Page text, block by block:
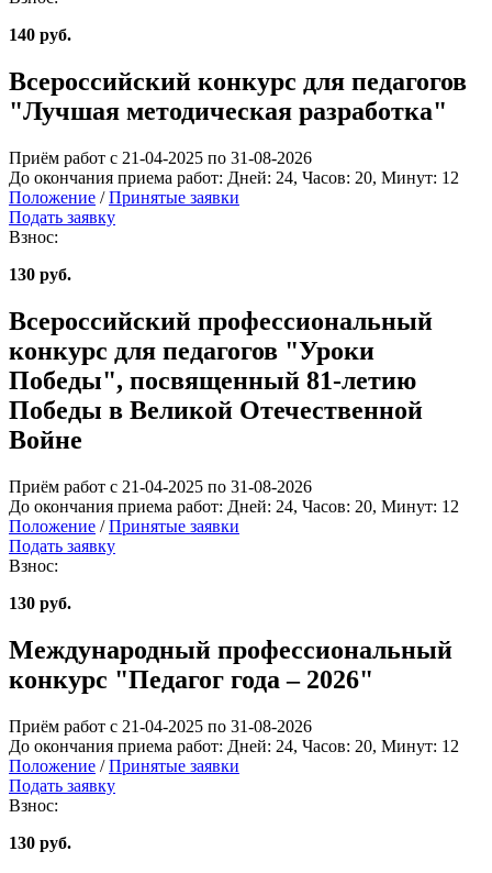
140 руб.
Всероссийский конкурс для педагогов
"Лучшая методическая разработка"
Приём работ с 21-04-2025 по 31-08-2026
До окончания приема работ: Дней: 24, Часов: 20, Минут: 12
Положение / Принятые заявки
Подать заявку
Взнос:
130 руб.
Всероссийский профессиональный
конкурс для педагогов "Уроки
Победы", посвященный 81-летию
Победы в Великой Отечественной
Войне
Приём работ с 21-04-2025 по 31-08-2026
До окончания приема работ: Дней: 24, Часов: 20, Минут: 12
Положение / Принятые заявки
Подать заявку
Взнос:
130 руб.
Международный профессиональный
конкурс "Педагог года – 2026"
Приём работ с 21-04-2025 по 31-08-2026
До окончания приема работ: Дней: 24, Часов: 20, Минут: 12
Положение / Принятые заявки
Подать заявку
Взнос:
130 руб.